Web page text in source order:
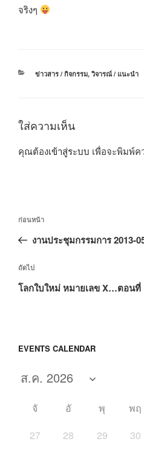
จริงๆ
หมวด
ข่าวสาร / กิจกรรม, วิจารณ์ / แนะนำ
ใส่ความเห็น
คุณต้องเข้าสู่ระบบ เพื่อจะพิมพ์ค
แนะแนว
เรื่อง
เรื่อง
ก่อน
ก่อนหน้า
งานประชุมกรรมการ
เรื่อง
ถัด
ถัดไป
โลกใบใหม่ หมายเลข X…ตอนที่
EVENTS CALENDAR
จั อั พุ พฤ
27
28 29 30